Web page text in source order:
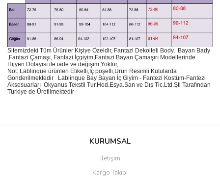
Sitemizdeki Tüm Ürünler Kişiye Özeldir, Fantazi Dekolteli Body, Bayan Bady
,Fantazi Çamaşı, Fantazi İçgiyim,Fantazi Bayan Çamaşırı Modellerinde
Hijyen Dolayısı ile iade ve değişim Yoktur,
Not: Lablinque ürünleri Etiketli,İç poşetli,Ürün Resimli Kutularda
Gönderilmektedir
Lablinque Bay Bayan ç Giyim - Fantezi Kostüm-Fantezi
Aksesuarları Okyanus Tekstil Tur.Hed.Esya.San ve Dış Tic.Ltd.Şti Tarafından
Türkiye de Üretilmektedir
Bu ürüne ilk yorumu siz yapın!
Ürün resmi kalitesiz, bozuk veya görüntülenemiyor.
KURUMSAL
İletişim
Kargo Takibi